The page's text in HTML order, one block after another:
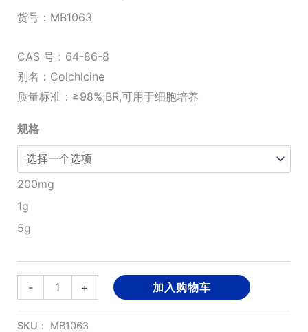
¥3,630.00
货号： MB1063
CAS 号：64-86-8
别名：Colchlcine
质量标准：≥98%,BR,可用于细胞培养
规格
200mg
1g
5g
-
Colchicine(秋
水
仙
+ 加入购物车
SKU： MB1063